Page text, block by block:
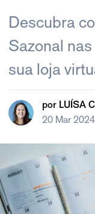
Descubra
Sazonal
sua loja
por LUÍSA
20 Mar 2024